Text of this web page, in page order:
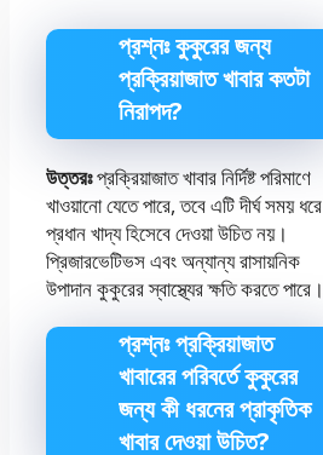
প্রশ্নঃ কুকুরের জন্য
প্রক্রিয়াজাত খাবার কতটা
নিরাপদ?
উত্তরঃপ্রক্রিয়াজাত খাবার নির্দিষ্ট পরিমাণে
খাওয়ানো যেতে পারে, তবে এটি দীর্ঘ সময় ধরে
প্রধান খাদ্য হিসেবে দেওয়া উচিত নয়।
প্রিজারভেটিভস এবং অন্যান্য রাসায়নিক
উপাদান কুকুরের স্বাস্থ্যের ক্ষতি করতে পারে।
প্রশ্নঃ প্রক্রিয়াজাত
খাবারের পরিবর্তে কুকুরের
জন্য কী ধরনের প্রাকৃতিক
খাবার দেওয়া উচিত?